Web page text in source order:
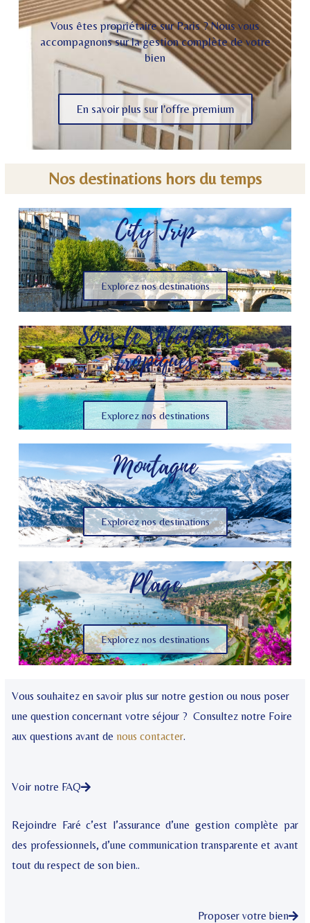
Vous êtes propriétaire sur Paris ? Nous vous
accompagnons sur la gestion complète de votre
bien
En savoir plus sur l'offre premium
Nos destinations hors du temps
City Trip
Explorez nos destinations
Sous le soleil des
tropiques
Explorez nos destinations
Montagne
Explorez nos destinations
Plage
Explorez nos destinations
Vous souhaitez en savoir plus sur notre gestion ou nous poser
une question concernant votre séjour ? Consultez notre Foire
aux questions avant de nous contacter.
Voir notre FAQ
Rejoindre Faré c’est l’assurance d’une gestion complète par
des professionnels, d’une communication transparente et avant
tout du respect de son bien..
Proposer votre bien